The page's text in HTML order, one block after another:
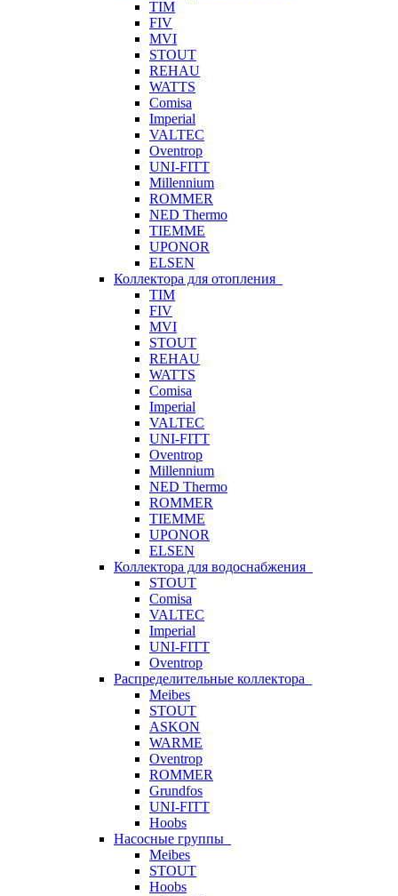
TIM
FIV
MVI
STOUT
REHAU
WATTS
Comisa
Imperial
VALTEC
Oventrop
UNI-FITT
Millennium
ROMMER
NED Thermo
TIEMME
UPONOR
ELSEN
Коллектора для отопления
TIM
FIV
MVI
STOUT
REHAU
WATTS
Comisa
Imperial
VALTEC
UNI-FITT
Oventrop
Millennium
NED Thermo
ROMMER
TIEMME
UPONOR
ELSEN
Коллектора для водоснабжения
STOUT
Comisa
VALTEC
Imperial
UNI-FITT
Oventrop
Распределительные коллектора
Meibes
STOUT
ASKON
WARME
Oventrop
ROMMER
Grundfos
UNI-FITT
Hoobs
Насосные группы
Meibes
STOUT
Hoobs